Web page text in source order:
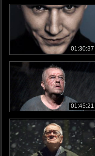
01:30:37
01:45:21